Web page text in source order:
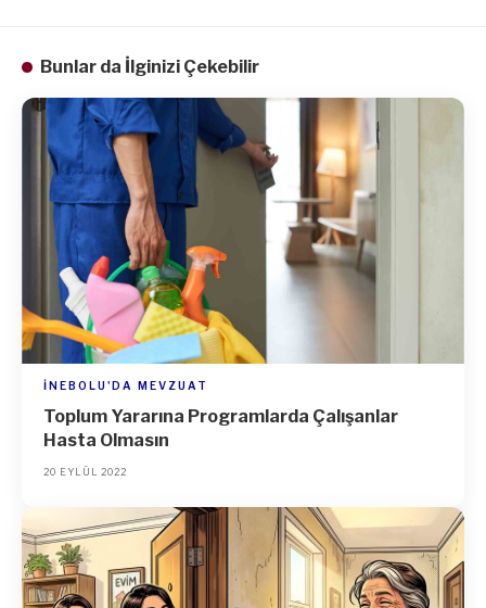
Bunlar da İlginizi Çekebilir
İNEBOLU'DA MEVZUAT
Toplum Yararına Programlarda Çalışanlar
Hasta Olmasın
20 EYLÜL 2022